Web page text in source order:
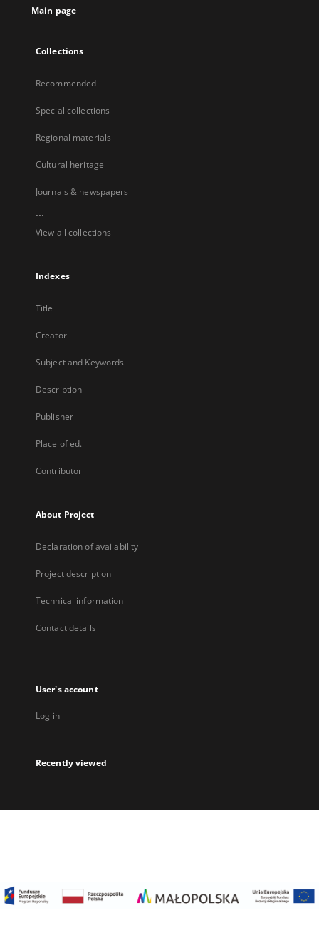
Main page
Collections
Recommended
Special collections
Regional materials
Cultural heritage
Journals & newspapers
...
View all collections
Indexes
Title
Creator
Subject and Keywords
Description
Publisher
Place of ed.
Contributor
About Project
Declaration of availability
Project description
Technical information
Contact details
User's account
Log in
Recently viewed